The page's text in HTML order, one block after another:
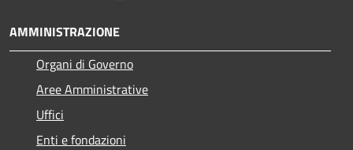
AMMINISTRAZIONE
Organi di Governo
Aree Amministrative
Uffici
Enti e fondazioni